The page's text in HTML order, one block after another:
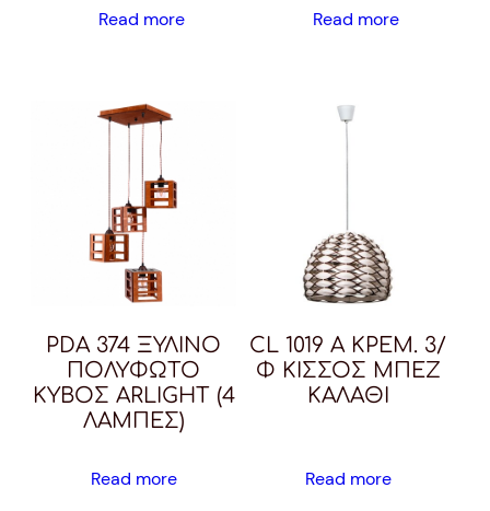
Read more Read more
PDA 374 ΞΥΛΙΝΟ
ΠΟΛΥΦΩΤΟ
ΚΥΒΟΣ ARLIGHT (4
ΛΑΜΠΕΣ)
Read more
CL 1019 A ΚΡΕΜ. 3/
Φ ΚΙΣΣΟΣ ΜΠΕΖ
ΚΑΛΑΘΙ
Read more